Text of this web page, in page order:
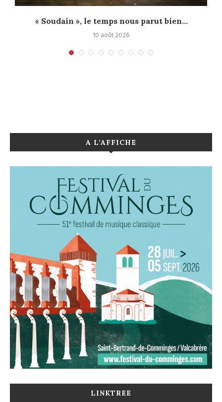
« Soudain », le temps nous parut bien...
10 août 2026
A L’AFFICHE
LINKTREE